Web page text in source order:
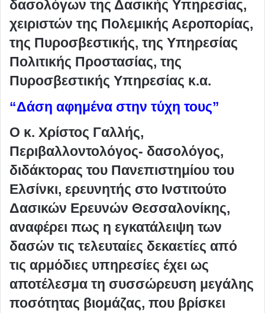
δασολόγων της Δασικής Υπηρεσίας,
χειριστών της Πολεμικής Αεροπορίας,
της Πυροσβεστικής, της Υπηρεσίας
Πολιτικής Προστασίας, της
Πυροσβεστικής Υπηρεσίας κ.α.
“Δάση αφημένα στην τύχη τους”
Ο κ. Χρίστος Γαλλής,
Περιβαλλοντολόγος- δασολόγος,
διδάκτορας του Πανεπιστημίου του
Ελσίνκι, ερευνητής στο Ινστιτούτο
Δασικών Ερευνών Θεσσαλονίκης,
αναφέρει πως η εγκατάλειψη των
δασών τις τελευταίες δεκαετίες από
τις αρμόδιες υπηρεσίες έχει ως
αποτέλεσμα τη συσσώρευση μεγάλης
ποσότητας βιομάζας, που βρίσκει